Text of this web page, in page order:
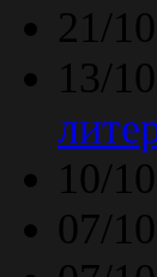
21/
13/
10/
07/